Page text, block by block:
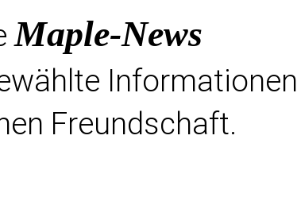
Maple-News
Informationen
Freundschaft.